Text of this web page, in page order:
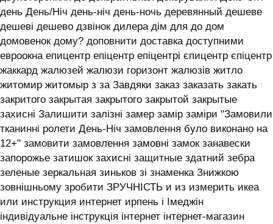
день День/Ніч день-ніч день-ночь деревянный дешеве
дешеві дешево дзвінок дилера дім для до дом
домовенок дому? доповнити доставка доступними
евроокна епицентр епіцентр епіцентрі єпицентр єпіцентр
жаккард жалюзей жалюзи горизонт жалюзів житло
житомир житомыр з за Завдяки заказ заказать закать
закритого закрытая закрытого закрытой закрытые
захисні Залишити залізні замер замір заміри "Замовили
тканинні ролети День-Ніч замовлення було виконано на
12+" замовити замовлення замовні замок занавески
запорожье затишок захисні защитные здатний зебра
зеленые зеркальная зиньков зі знаменка Знижкою
зовнішньому зробити ЗРУЧНІСТЬ и из измерить икеа
или инструкция интернет ирпень і ‎Імеджін
індивідуальне інструкція інтернет інтернет-магазин